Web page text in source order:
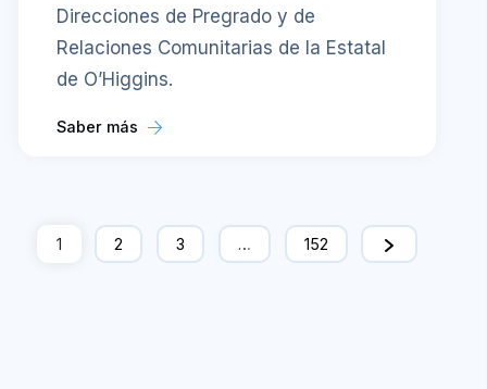
Direcciones de Pregrado y de
Relaciones Comunitarias de la Estatal
de O’Higgins.
Saber más
1 2 3 … 152